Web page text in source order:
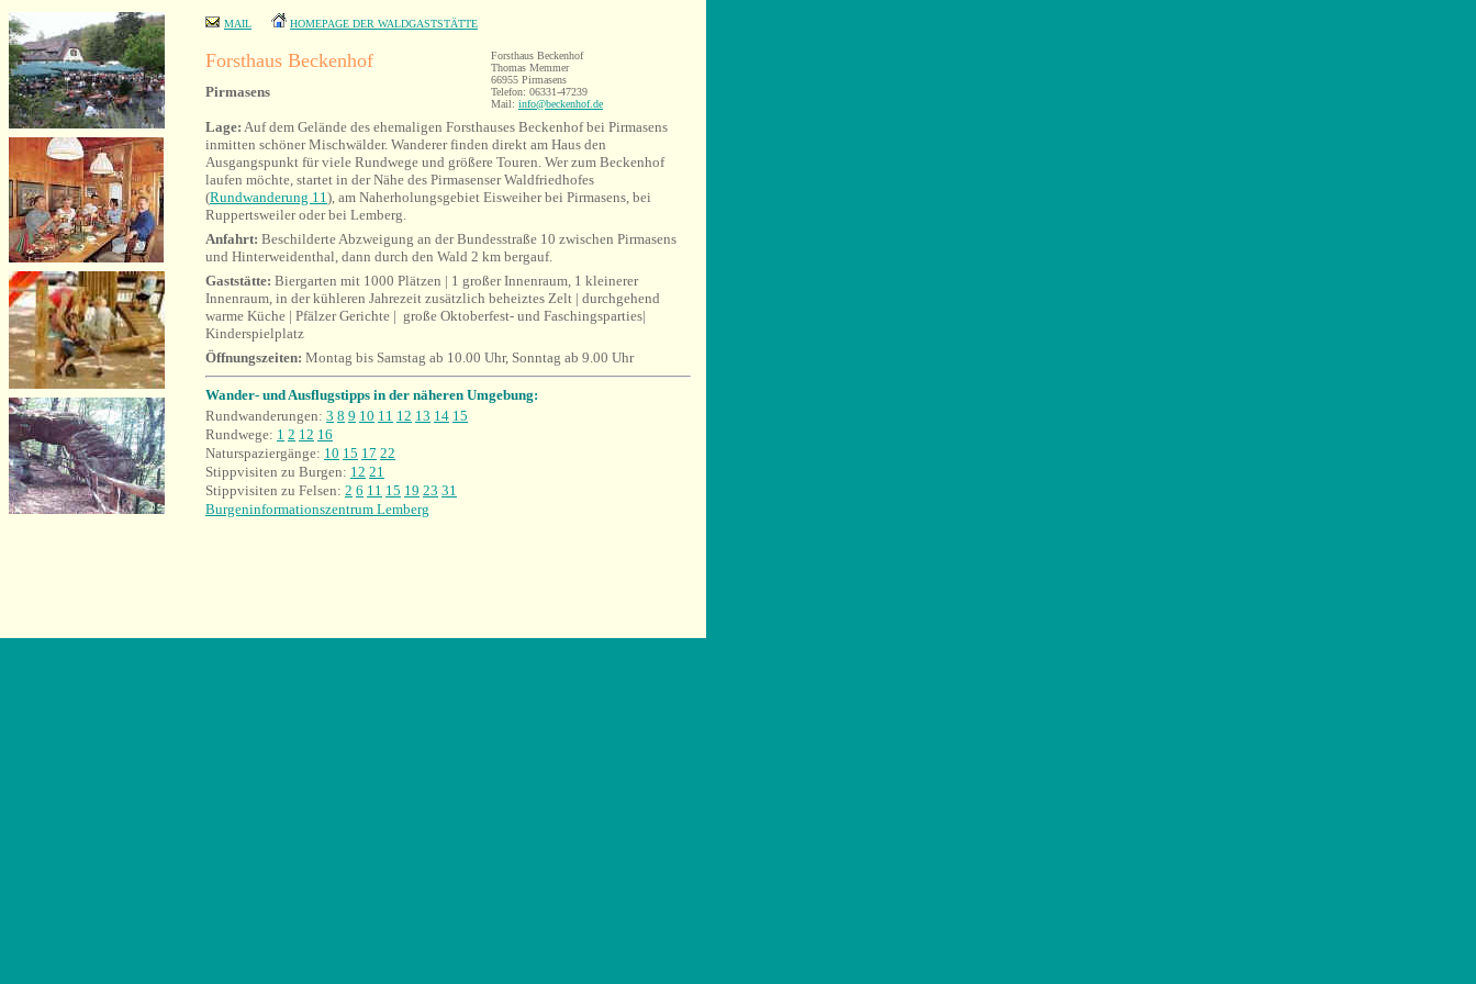
MAIL HOMEPAGE DER WALDGASTSTÄTTE
Forsthaus Beckenhof
Pirmasens
Forsthaus Beckenhof
Thomas Memmer
66955 Pirmasens
Telefon: 06331-47239
Mail: info@beckenhof.de
Lage: Auf dem Gelände des ehemaligen Forsthauses Beckenhof bei Pirmasens
inmitten schöner Mischwälder. Wanderer finden direkt am Haus den
Ausgangspunkt für viele Rundwege und größere Touren. Wer zum Beckenhof
laufen möchte, startet in der Nähe des Pirmasenser Waldfriedhofes
(Rundwanderung 11), am Naherholungsgebiet Eisweiher bei Pirmasens, bei
Ruppertsweiler oder bei Lemberg.
Anfahrt: Beschilderte Abzweigung an der Bundesstraße 10 zwischen Pirmasens
und Hinterweidenthal, dann durch den Wald 2 km bergauf.
Gaststätte: Biergarten mit 1000 Plätzen | 1 großer Innenraum, 1 kleinerer
Innenraum, in der kühleren Jahrezeit zusätzlich beheiztes Zelt | durchgehend
warme Küche | Pfälzer Gerichte | große Oktoberfest- und Faschingsparties|
Kinderspielplatz
Öffnungszeiten: Montag bis Samstag ab 10.00 Uhr, Sonntag ab 9.00 Uhr
Wander- und Ausflugstipps in der näheren Umgebung:
Rundwanderungen: 3 8 9 10 11 12 13 14 15
Rundwege: 1 2 12 16
Naturspaziergänge: 10 15 17 22
Stippvisiten zu Burgen: 12 21
Stippvisiten zu Felsen: 2 6 11 15 19 23 31
Burgeninformationszentrum Lemberg